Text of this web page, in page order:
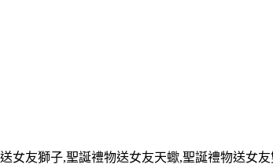
女友獅子,聖誕禮物送女友天蠍,聖誕禮物送女